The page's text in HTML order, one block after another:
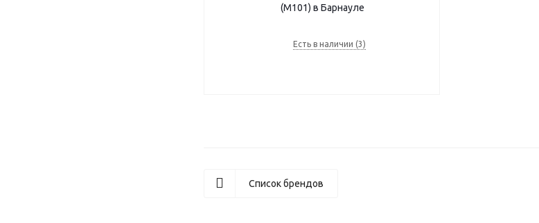
(M101) в Барнауле
Есть в наличии (3)
Список брендов